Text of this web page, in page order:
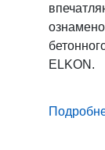
ELKON.